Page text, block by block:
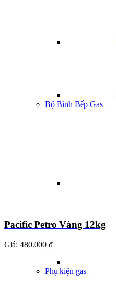
Bộ Bình Bếp Gas
Phụ kiện gas
Pacific Petro Vàng 12kg
Giá: 480.000 ₫